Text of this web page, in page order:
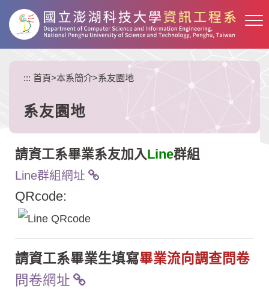
要
::: 首頁>本系簡介>系友園地
系友園地
請資工系畢業系友加入Line群組
Line群組網址
QRcode:
請資工系畢業生填寫畢業流向調查問卷
問卷網址